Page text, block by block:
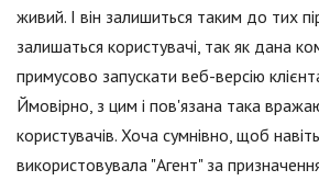
живий. І він залишиться таким до тих
залишаться користувачі, так як дана
примусово запускати веб-версію
Ймовірно, з цим і пов'язана така
користувачів. Хоча сумнівно, щоб
використовувала "Агент" за